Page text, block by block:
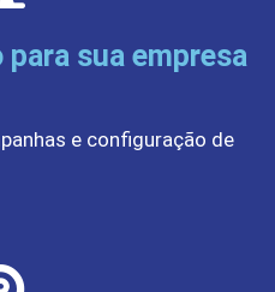
sua empresa
e configuração de